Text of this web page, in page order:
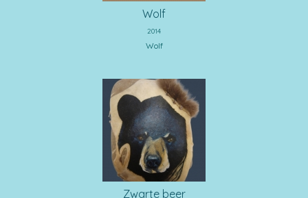
Wolf
2014
Wolf
Zwarte beer